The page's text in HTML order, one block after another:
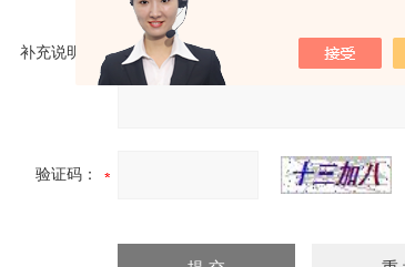
补充说明：
验证码：